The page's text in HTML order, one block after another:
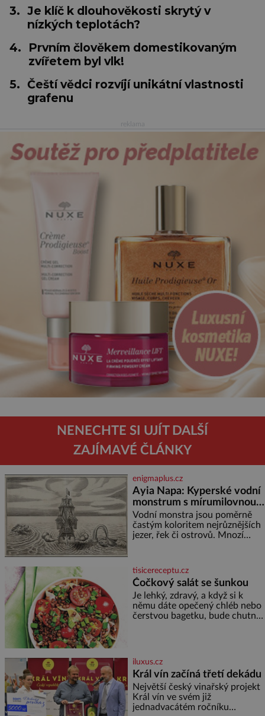
3. Je klíč k dlouhověkosti skrytý v
nízkých teplotách?
4.
Prvním člověkem domestikovaným
zvířetem byl vlk!
5. Čeští vědci rozvíjí unikátní vlastnosti
grafenu
NENECHTE SI UJÍT DALŠÍ
ZAJÍMAVÉ ČLÁNKY
enigmaplus.cz
Ayia Napa: Kyperské vodní
monstrum s mírumilovnou
povahou
Vodní monstra jsou poměrně
častým koloritem nejrůznějších
jezer, řek či ostrovů. Mnozí
přitáhnout k němu pozornost
záhadám nakloněných turi
tisicereceptu.cz
Čočkový salát se šunkou
Je lehký, zdravý, a když si k
němu dáte opečený chléb nebo
čerstvou bagetku, bude chutnat
cibule 2 lžíce
iluxus.cz
Král vín začíná třetí dekádu
Největší český vinařský projekt
Král vín ve svém již
jednadvacátém ročníku